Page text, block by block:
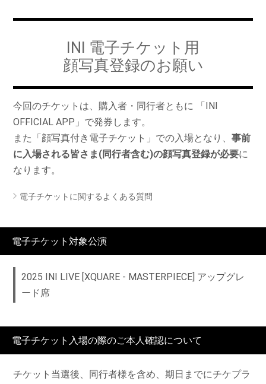
INI 電子チケット用
顔写真登録のお願い
今回のチケットは、購入者・同行者ともに 「INI
OFFICIAL APP」で発券します。
また「顔写真付き電子チケット」での入場となり、事前
に入場される皆さま(同行者含む)の顔写真登録が必要に
なります。
電子チケットに関するよくある質問
電子チケット対象公演
2025 INI LIVE [XQUARE - MASTERPIECE] アップグレ
ード席
電子チケット入場の際のご本人確認について
チケット当選後、同行者様を含め、期日までにチケプラ